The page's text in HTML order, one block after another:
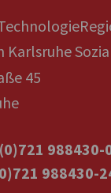
Karlsruhe
45
988430-
988430-